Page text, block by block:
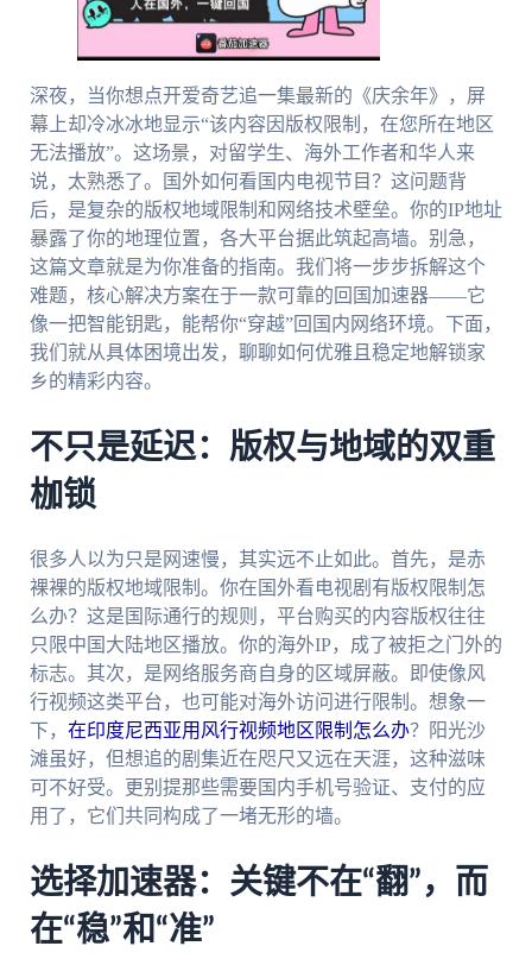
深夜，当你想点开爱奇艺追一集最新的《庆余年》，屏
幕上却冷冰冰地显示“该内容因版权限制，在您所在地区
无法播放”。这场景，对留学生、海外工作者和华人来
说，太熟悉了。国外如何看国内电视节目？这问题背
后，是复杂的版权地域限制和网络技术壁垒。你的IP地址
暴露了你的地理位置，各大平台据此筑起高墙。别急，
这篇文章就是为你准备的指南。我们将一步步拆解这个
难题，核心解决方案在于一款可靠的回国加速器——它
像一把智能钥匙，能帮你“穿越”回国内网络环境。下面，
我们就从具体困境出发，聊聊如何优雅且稳定地解锁家
乡的精彩内容。
不只是延迟：版权与地域的双重
枷锁
很多人以为只是网速慢，其实远不止如此。首先，是赤
裸裸的版权地域限制。你在国外看电视剧有版权限制怎
么办？这是国际通行的规则，平台购买的内容版权往往
只限中国大陆地区播放。你的海外IP，成了被拒之门外的
标志。其次，是网络服务商自身的区域屏蔽。即使像风
行视频这类平台，也可能对海外访问进行限制。想象一
下， 在印度尼西亚用风行视频地区限制怎么办？阳光沙
滩虽好，但想追的剧集近在咫尺又远在天涯，这种滋味
可不好受。更别提那些需要国内手机号验证、支付的应
用了，它们共同构成了一堵无形的墙。
选择加速器：关键不在“翻”，而
在“稳”和“准”